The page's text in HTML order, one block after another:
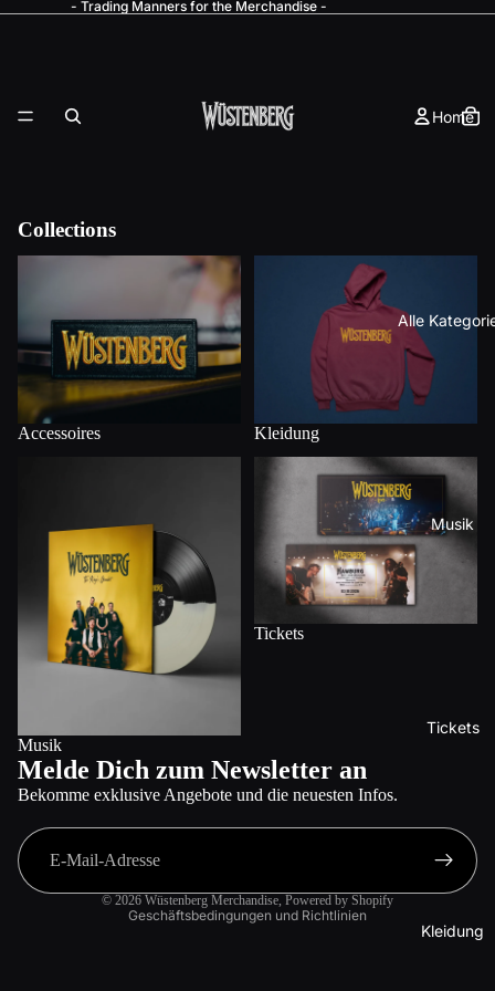
- Trading Manners for the Merchandise -
Home
Alle
Musik
Tickets
Kleidung
Collections
Accessoires Kleidung
Musik
Tickets
Melde Dich zum Newsletter an
Bekomme exklusive Angebote und die neuesten Infos.
© 2026 Wüstenberg Merchandise, Powered by Shopify
Geschäftsbedingungen und Richtlinien
Datenschutzerklärung